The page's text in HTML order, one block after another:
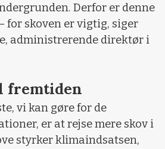
Derfor er denne
for skoven er vigtig, siger
administrerende direktør i
fremtiden
vi kan gøre for de
er at rejse mere skov i
styrker klimaindsatsen,